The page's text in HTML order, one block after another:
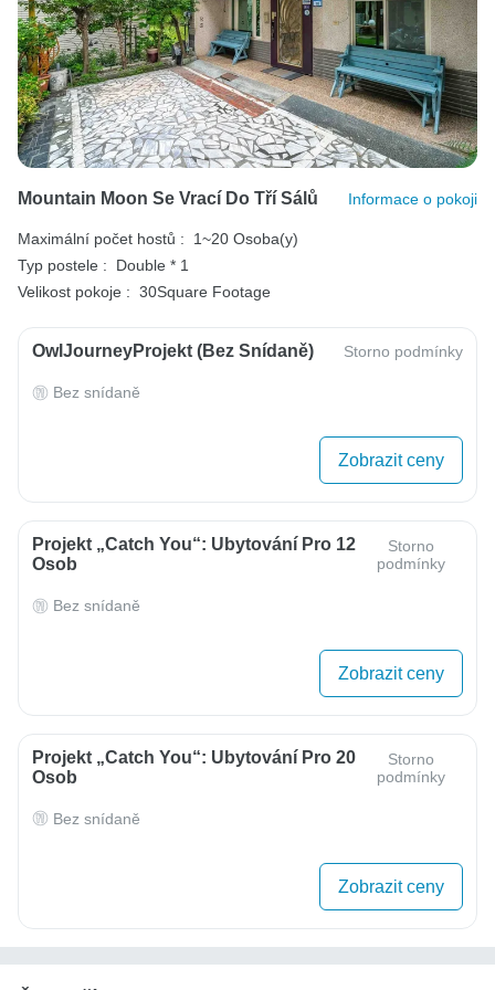
Mountain Moon Se Vrací Do Tří Sálů Informace o pokoji
Maximální počet hostů :
1~20 Osoba(y)
Typ postele :
Double * 1
Velikost pokoje : 30Square Footage
OwlJourneyProjekt (bez Snídaně) Storno podmínky
Bez snídaně
Zobrazit ceny
Projekt „Catch You“: Ubytování Pro 12
Osob
Storno
podmínky
Bez snídaně
Zobrazit ceny
Projekt „Catch You“: Ubytování Pro 20
Osob
Storno
podmínky
Bez snídaně
Zobrazit ceny